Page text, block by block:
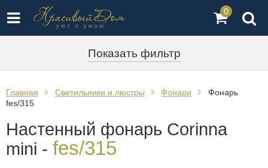
0
Показать фильтр
Главная Светильники и люстры Фонари
Фонарь
fes/315
Настенный фонарь Corinna
mini - fes/315